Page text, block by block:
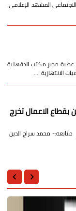
المشهد الإعلامي،
مدير مكتب الدقهلية
الانتهازية ا…
بقطاع الاعمال تخرج
متابعه:- محمد سراج الدين